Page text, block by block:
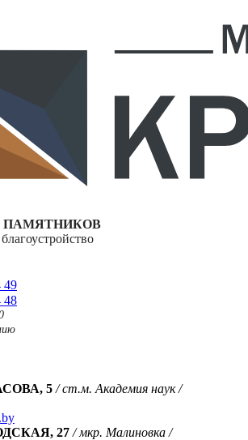
ПАМЯТНИКОВ
49
48
5 / ст.м. Академия наук /
27 / мкр. Малиновка /